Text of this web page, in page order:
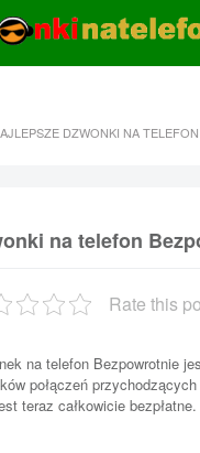
DZWONKI NA TELEFON
na telefon
Rate this
na telefon Bezpowrotnie
połączeń
teraz całkowicie bezpłatne.